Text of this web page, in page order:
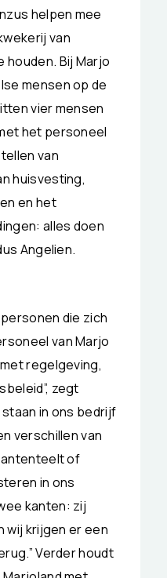
helpen mee
van
houden. Bij Marjo
mensen op de
vier mensen
het personeel
van
huisvesting,
en het
alles doen
Angelien.
die zich
van Marjo
regelgeving,
zegt
staan in ons bedrijf
verschillen van
of
in ons
kanten: zij
wij krijgen er een
Verder houdt